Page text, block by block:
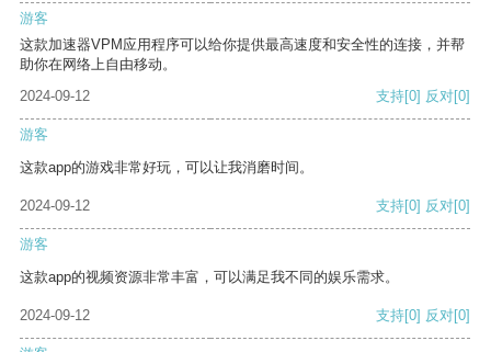
游客
这款加速器VPM应用程序可以给你提供最高速度和安全性的连接，并帮
助你在网络上自由移动。
2024-09-12
支持[0] 反对[0]
游客
这款app的游戏非常好玩，可以让我消磨时间。
2024-09-12 支持[0] 反对[0]
游客
这款app的视频资源非常丰富，可以满足我不同的娱乐需求。
2024-09-12 支持[0] 反对[0]